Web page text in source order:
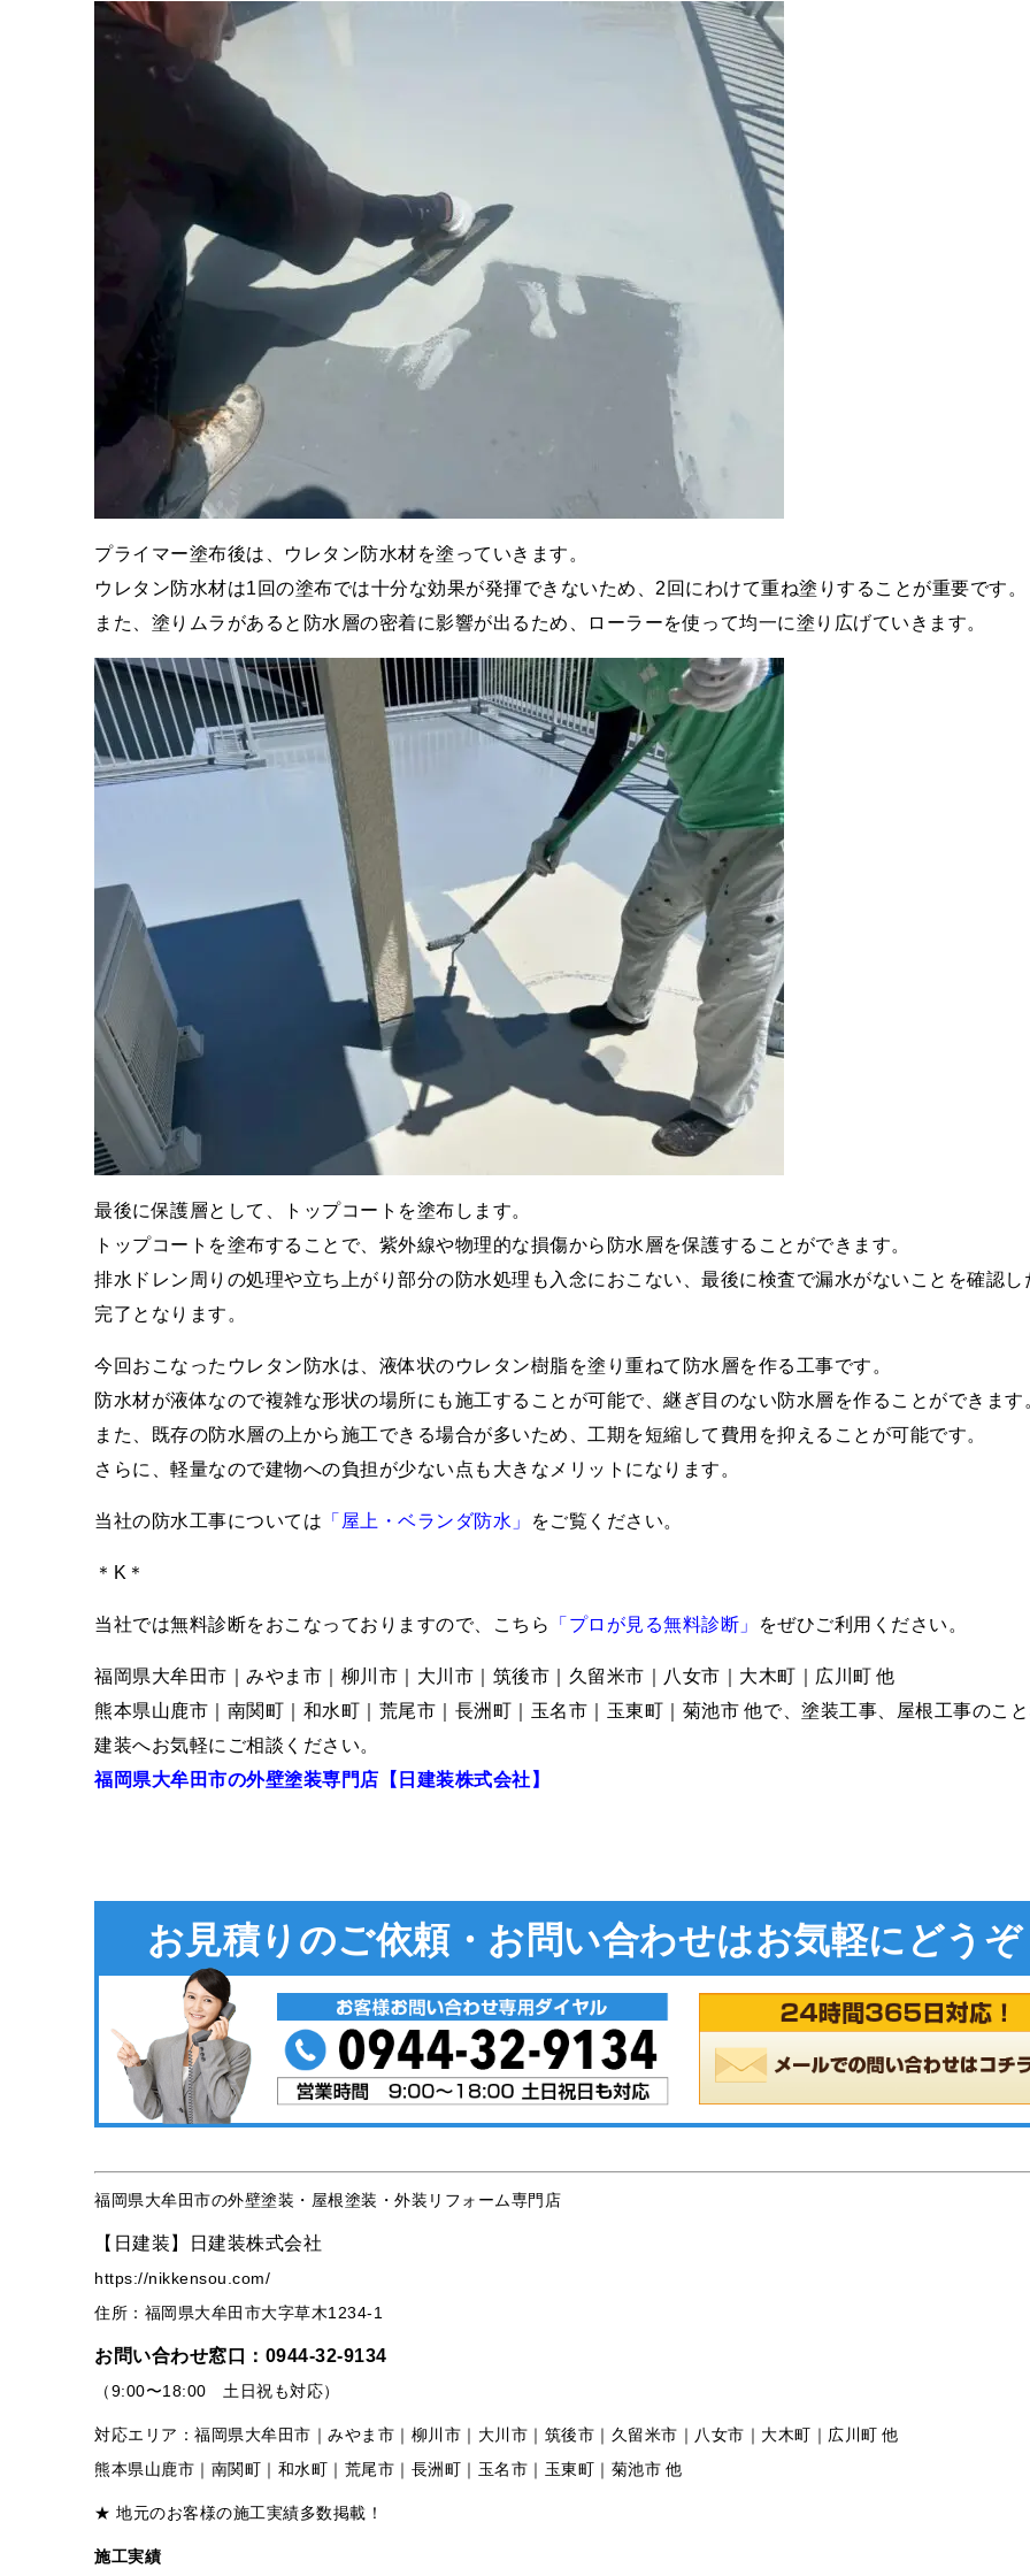
プライマー塗布後は、ウレタン防水材を塗っていきます。
ウレタン防水材は1回の塗布では十分な効果が発揮できないため、2回にわけて重ね塗りすることが重要です。
また、塗りムラがあると防水層の密着に影響が出るため、ローラーを使って均一に塗り広げていきます。
最後に保護層として、トップコートを塗布します。
トップコートを塗布することで、紫外線や物理的な損傷から防水層を保護することができます。
排水ドレン周りの処理や立ち上がり部分の防水処理も入念におこない、最後に検査で漏水がないことを確認し
完了となります。
今回おこなったウレタン防水は、液体状のウレタン樹脂を塗り重ねて防水層を作る工事です。
防水材が液体なので複雑な形状の場所にも施工することが可能で、継ぎ目のない防水層を作ることができます
また、既存の防水層の上から施工できる場合が多いため、工期を短縮して費用を抑えることが可能です。
さらに、軽量なので建物への負担が少ない点も大きなメリットになります。
当社の防水工事については 「屋上・ベランダ防水」 をご覧ください。
＊K＊
当社では無料診断をおこなっておりますので、こちら 「プロが見る無料診断」 をぜひご利用ください。
福岡県大牟田市｜みやま市｜柳川市｜大川市｜筑後市｜久留米市｜八女市｜大木町｜広川町 他
熊本県山鹿市｜南関町｜和水町｜荒尾市｜長洲町｜玉名市｜玉東町｜菊池市 他で、塗装工事、屋根工事のこと
建装へお気軽にご相談ください。
福岡県大牟田市の外壁塗装専門店【日建装株式会社】
お見積りのご依頼・お問い合わせはお気軽にどうぞ
福岡県大牟田市の外壁塗装・屋根塗装・外装リフォーム専門店
【日建装】日建装株式会社
https://nikkensou.com/
住所：福岡県大牟田市大字草木1234-1
お問い合わせ窓口： 0944-32-9134
（9:00〜18:00 土日祝も対応）
対応エリア：福岡県大牟田市｜みやま市｜柳川市｜大川市｜筑後市｜久留米市｜八女市｜大木町｜広川町 他
熊本県山鹿市｜南関町｜和水町｜荒尾市｜長洲町｜玉名市｜玉東町｜菊池市 他
★ 地元のお客様の施工実績多数掲載！
施工実績